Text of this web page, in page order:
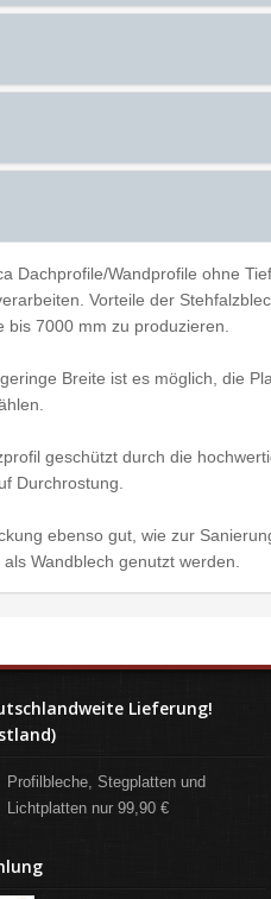
Dachprofile/Wandprofile ohne
Vorteile der
bis 7000 mm zu produzieren.
Breite ist es möglich, die
geschützt durch die
Durchrostung.
ebenso gut, wie zur
Wandblech genutzt werden.
Lieferung!
Profilbleche, Stegplatten und
Lichtplatten nur 99,90 €